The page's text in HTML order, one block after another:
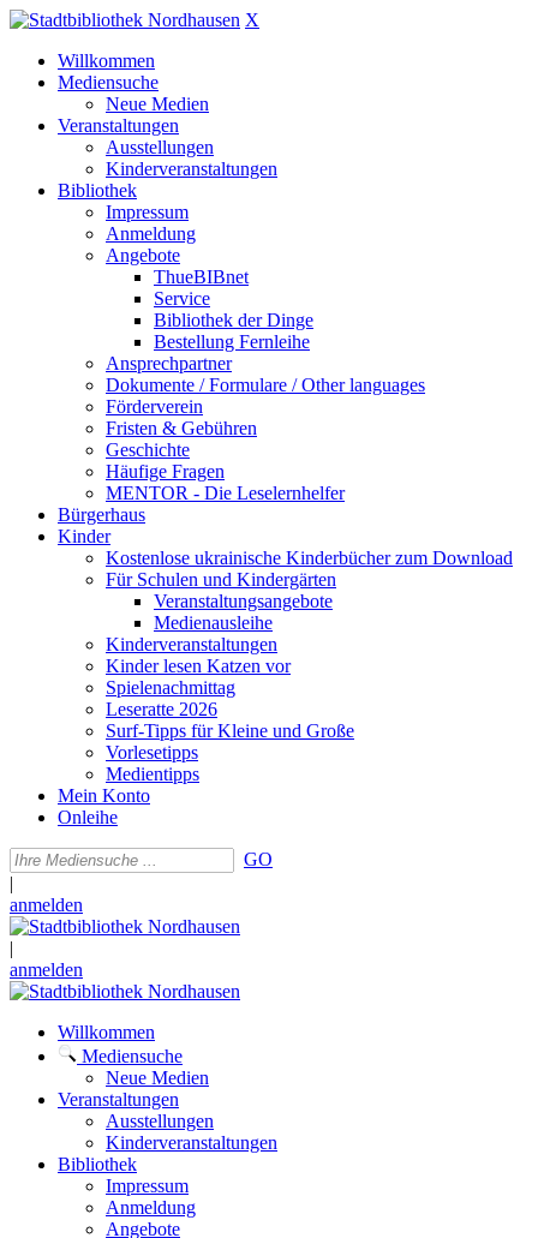
X
Willkommen
Mediensuche
Neue Medien
Veranstaltungen
Ausstellungen
Kinderveranstaltungen
Bibliothek
Impressum
Anmeldung
Angebote
ThueBIBnet
Service
Bibliothek der Dinge
Bestellung Fernleihe
Ansprechpartner
Dokumente / Formulare / Other languages
Förderverein
Fristen & Gebühren
Geschichte
Häufige Fragen
MENTOR - Die Leselernhelfer
Bürgerhaus
Kinder
Kostenlose ukrainische Kinderbücher zum Download
Für Schulen und Kindergärten
Veranstaltungsangebote
Medienausleihe
Kinderveranstaltungen
Kinder lesen Katzen vor
Spielenachmittag
Leseratte 2026
Surf-Tipps für Kleine und Große
Vorlesetipps
Medientipps
Mein Konto
Onleihe
GO
|
anmelden
|
anmelden
Willkommen
Mediensuche
Neue Medien
Veranstaltungen
Ausstellungen
Kinderveranstaltungen
Bibliothek
Impressum
Anmeldung
Angebote